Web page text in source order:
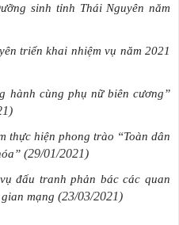
sinh tỉnh Thái Nguyên năm
triển khai nhiệm vụ năm 2021
hành cùng phụ nữ biên cương”
thực hiện phong trào “Toàn dân
(29/01/2021)
đấu tranh phản bác các quan
mạng (23/03/2021)